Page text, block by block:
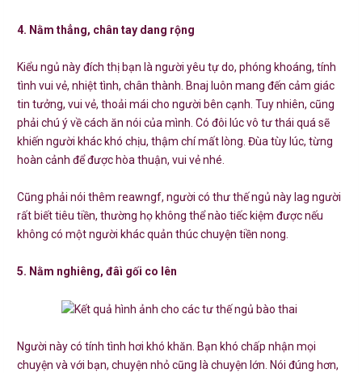
4. Nằm thẳng, chân tay dang rộng
Kiểu ngủ này đích thị bạn là người yêu tự do, phóng khoáng, tính
tình vui vẻ, nhiệt tình, chân thành. Bnaj luôn mang đến cảm giác
tin tưởng, vui vẻ, thoải mái cho người bên cạnh. Tuy nhiên, cũng
phải chú ý về cách ăn nói của mình. Có đôi lúc vô tư thái quá sẽ
khiến người khác khó chịu, thậm chí mất lòng. Đùa tùy lúc, từng
hoàn cảnh để được hòa thuận, vui vẻ nhé.
Cũng phải nói thêm reawngf, người có thư thế ngủ này lag người
rất biết tiêu tiền, thường họ không thể nào tiếc kiệm được nếu
không có một người khác quản thúc chuyện tiền nong.
5. Nằm nghiêng, đâì gối co lên
Người này có tính tình hơi khó khăn. Bạn khó chấp nhận mọi
chuyện và với bạn, chuyện nhỏ cũng là chuyện lớn. Nói đúng hơn,